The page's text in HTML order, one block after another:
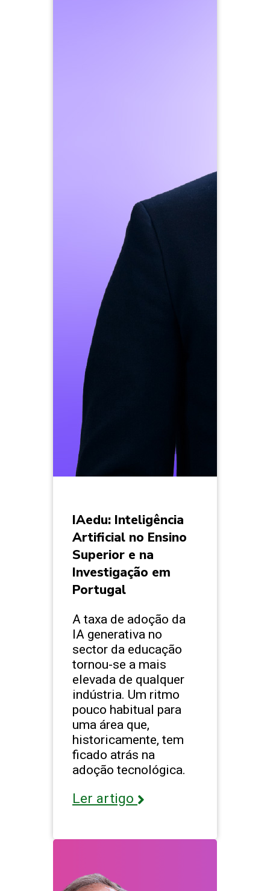
IAedu: Inteligência
Artificial no Ensino
Superior e na
Investigação em
Portugal
A taxa de adoção da
IA generativa no
sector da educação
tornou-se a mais
elevada de qualquer
indústria. Um ritmo
pouco habitual para
uma área que,
historicamente, tem
ficado atrás na
adoção tecnológica.
Ler artigo